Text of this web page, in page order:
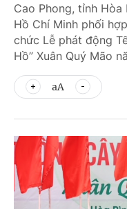
Cao Phong, tỉnh
Hồ Chí Minh phối
chức Lễ phát động
Hồ” Xuân Quý Mão
aA